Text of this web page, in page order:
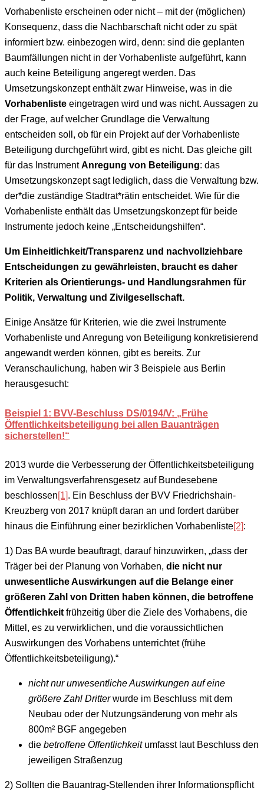
Vorhabenliste erscheinen oder nicht – mit der (möglichen)
Konsequenz, dass die Nachbarschaft nicht oder zu spät
informiert bzw. einbezogen wird, denn: sind die geplanten
Baumfällungen nicht in der Vorhabenliste aufgeführt, kann
auch keine Beteiligung angeregt werden. Das
Umsetzungskonzept enthält zwar Hinweise, was in die
Vorhabenliste eingetragen wird und was nicht. Aussagen zu
der Frage, auf welcher Grundlage die Verwaltung
entscheiden soll, ob für ein Projekt auf der Vorhabenliste
Beteiligung durchgeführt wird, gibt es nicht. Das gleiche gilt
für das InstrumentAnregung von Beteiligung: das
Umsetzungskonzept sagt lediglich, dass die Verwaltung bzw.
der*die zuständige Stadtrat*rätin entscheidet. Wie für die
Vorhabenliste enthält das Umsetzungskonzept für beide
Instrumente jedoch keine „Entscheidungshilfen“.
Um Einheitlichkeit/Transparenz und nachvollziehbare
Entscheidungen zu gewährleisten, braucht es daher
Kriterien als Orientierungs- und Handlungsrahmen für
Politik, Verwaltung und Zivilgesellschaft.
Einige Ansätze für Kriterien, wie die zwei Instrumente
Vorhabenliste und Anregung von Beteiligung konkretisierend
angewandt werden können, gibt es bereits. Zur
Veranschaulichung, haben wir 3 Beispiele aus Berlin
herausgesucht:
Beispiel 1: BVV-Beschluss DS/0194/V: „Frühe
Öffentlichkeitsbeteiligung bei allen Bauanträgen
sicherstellen!“
2013 wurde die Verbesserung der Öffentlichkeitsbeteiligung
im Verwaltungsverfahrensgesetz auf Bundesebene
beschlossen[1]. Ein Beschluss der BVV Friedrichshain-
Kreuzberg von 2017 knüpft daran an und fordert darüber
hinaus die Einführung einer bezirklichen Vorhabenliste[2]:
1) Das BA wurde beauftragt, darauf hinzuwirken, „dass der
Träger bei der Planung von Vorhaben, die nicht nur
unwesentliche Auswirkungen auf die Belange einer
größeren Zahl von Dritten haben können, die betroffene
Öffentlichkeit frühzeitig über die Ziele des Vorhabens, die
Mittel, es zu verwirklichen, und die voraussichtlichen
Auswirkungen des Vorhabens unterrichtet (frühe
Öffentlichkeitsbeteiligung).“
nicht nur unwesentliche Auswirkungen auf eine
größere Zahl Dritterwurde im Beschluss mit dem
Neubau oder der Nutzungsänderung von mehr als
800m² BGF angegeben
die betroffene Öffentlichkeitumfasst laut Beschluss den
jeweiligen Straßenzug
2) Sollten die Bauantrag-Stellenden ihrer Informationspflicht